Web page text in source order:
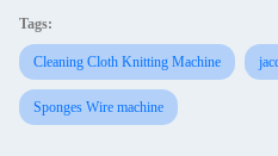
Tags:
Cleaning Cloth Knitting Machine
Sponges Wire machine